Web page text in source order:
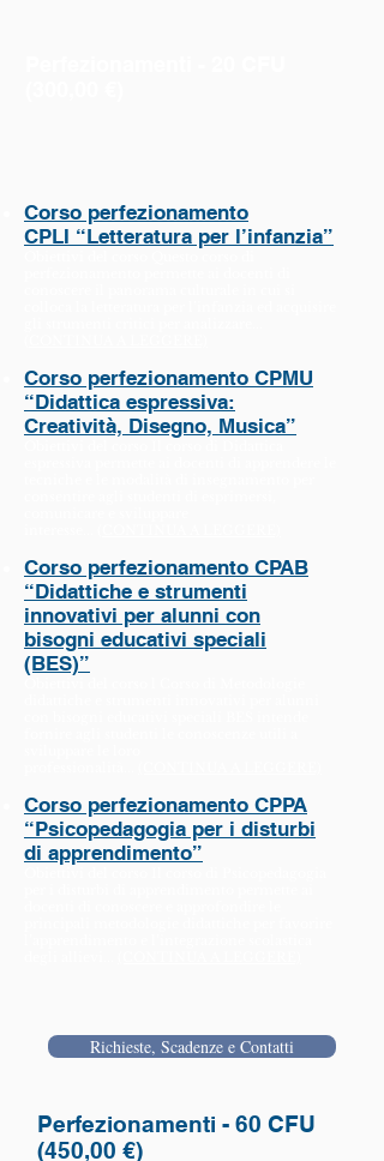
Corso perfezionamento
CPLI “Letteratura per l’infanzia”
Corso perfezionamento CPMU
“Didattica espressiva:
Creatività, Disegno, Musica”
Corso perfezionamento CPAB
“Didattiche e strumenti
innovativi per alunni con
bisogni educativi speciali
(BES)”
Corso perfezionamento CPPA
“Psicopedagogia per i disturbi
di apprendimento”
Richieste, Scadenze e Contatti
Perfezionamenti - 60 CFU
(450,00 €)